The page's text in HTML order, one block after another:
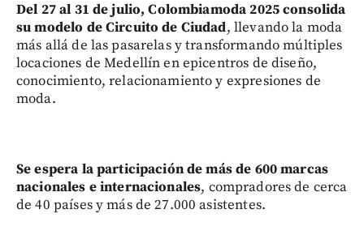
Del 27 al 31 de julio, Colombiamoda 2025 consolida
su modelo de Circuito de Ciudad, llevando la moda
más allá de las pasarelas y transformando múltiples
locaciones de Medellín en epicentros de diseño,
conocimiento, relacionamiento y expresiones de
moda.
Se espera la participación de más de 600 marcas
nacionales e internacionales, compradores de cerca
de 40 países y más de 27.000 asistentes.